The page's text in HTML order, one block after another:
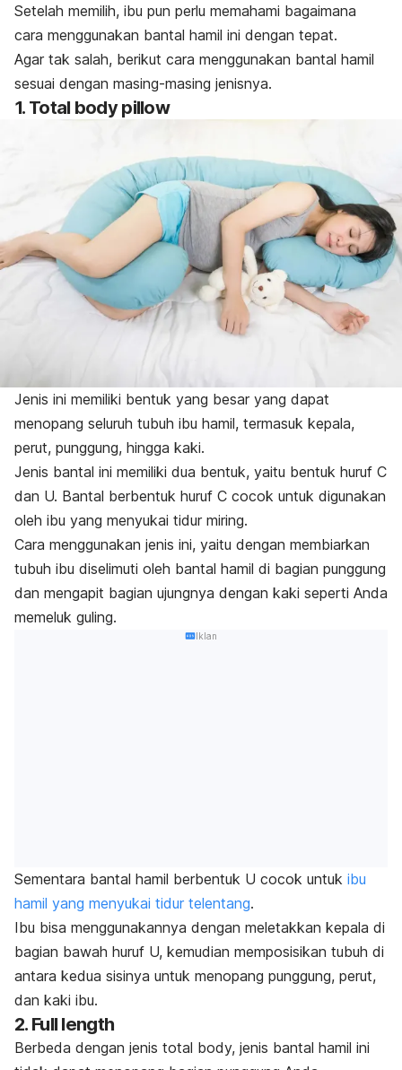
Setelah memilih, ibu pun perlu memahami bagaimana
cara menggunakan bantal hamil ini dengan tepat.
Agar tak salah, berikut cara menggunakan bantal hamil
sesuai dengan masing-masing jenisnya.
1. Total body pillow
Jenis ini memiliki bentuk yang besar yang dapat
menopang seluruh tubuh ibu hamil, termasuk kepala,
perut, punggung, hingga kaki.
Jenis bantal ini memiliki dua bentuk, yaitu bentuk huruf C
dan U. Bantal berbentuk huruf C cocok untuk digunakan
oleh ibu yang menyukai tidur miring.
Cara menggunakan jenis ini, yaitu dengan membiarkan
tubuh ibu diselimuti oleh bantal hamil di bagian punggung
dan mengapit bagian ujungnya dengan kaki seperti Anda
memeluk guling.
Iklan
Sementara bantal hamil berbentuk U cocok untuk ibu
hamil yang menyukai tidur telentang.
Ibu bisa menggunakannya dengan meletakkan kepala di
bagian bawah huruf U, kemudian memposisikan tubuh di
antara kedua sisinya untuk menopang punggung, perut,
dan kaki ibu.
2. Full length
Berbeda dengan jenis total body, jenis bantal hamil ini